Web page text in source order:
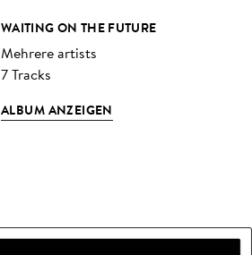
WAITING ON THE FUTURE
Mehrere artists
7 Tracks
ALBUM ANZEIGEN